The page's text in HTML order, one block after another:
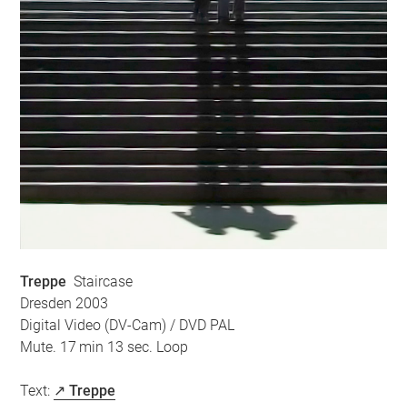
Treppe Staircase
Dresden 2003
Digital Video (DV-Cam) / DVD PAL
Mute. 17 min 13 sec. Loop
Text: ↗ Treppe